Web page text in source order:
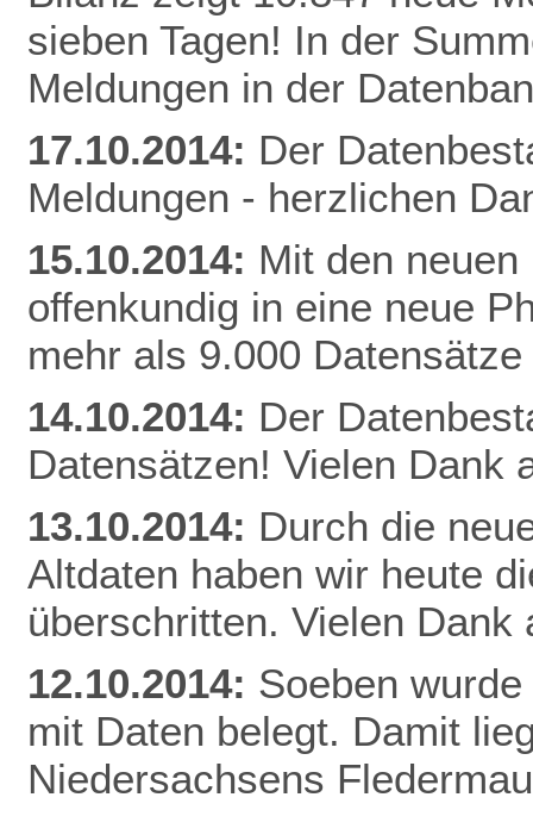
sieben Tagen! In der
Meldungen in der
17.10.2014: Der
Meldungen - herzlichen
15.10.2014: Mit den
offenkundig in eine neue
mehr als 9.000
14.10.2014: Der
Datensätzen! Vielen Dank
13.10.2014: Durch die
Altdaten haben wir heute
überschritten. Vielen Dank
12.10.2014: Soeben
mit Daten belegt. Damit
Niedersachsens